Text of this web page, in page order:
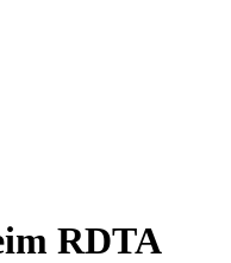
RDTA